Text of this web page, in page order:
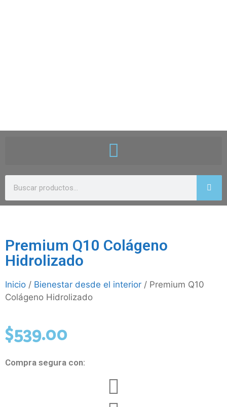
Premium Q10 Colágeno
Hidrolizado
Inicio / Bienestar desde el interior / Premium Q10
Colágeno Hidrolizado
$539.00
Compra segura con: